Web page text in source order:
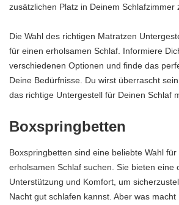
zusätzlichen Platz in Deinem Schlafzimmer
Die Wahl des richtigen Matratzen
für einen erholsamen Schlaf. Informiere
verschiedenen Optionen und finde das
Deine Bedürfnisse. Du wirst überrascht
das richtige Untergestell für Deinen Schlaf
Boxspringbetten
Boxspringbetten sind eine beliebte Wahl
erholsamen Schlaf suchen. Sie bieten eine
Unterstützung und Komfort, um
Nacht gut schlafen kannst. Aber was